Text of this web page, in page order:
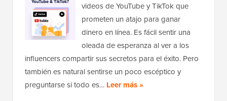
videos de YouTube y TikTok que
prometen un atajo para ganar
dinero en línea. Es fácil sentir una
oleada de esperanza al ver a los
influencers compartir sus secretos para el éxito. Pero
también es natural sentirse un poco escéptico y
preguntarse si todo es… Leer más »